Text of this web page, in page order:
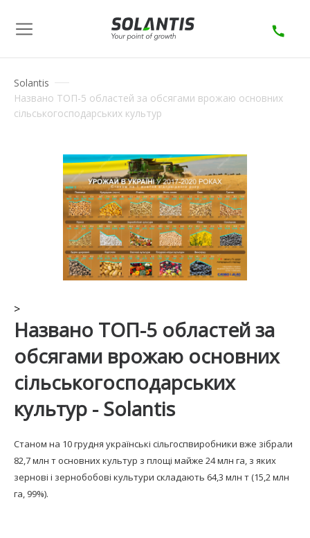
Solantis
Названо ТОП-5 областей за обсягами врожаю основних
сільськогосподарських культур
>
Названо ТОП-5 областей за
обсягами врожаю основних
сільськогосподарських
культур - Solantis
Станом на 10 грудня українські сільгоспвиробники вже зібрали
82,7 млн ​​т основних культур з площі майже 24 млн га, з яких
зернові і зернобобові культури складають 64,3 млн т (15,2 млн
га, 99%).